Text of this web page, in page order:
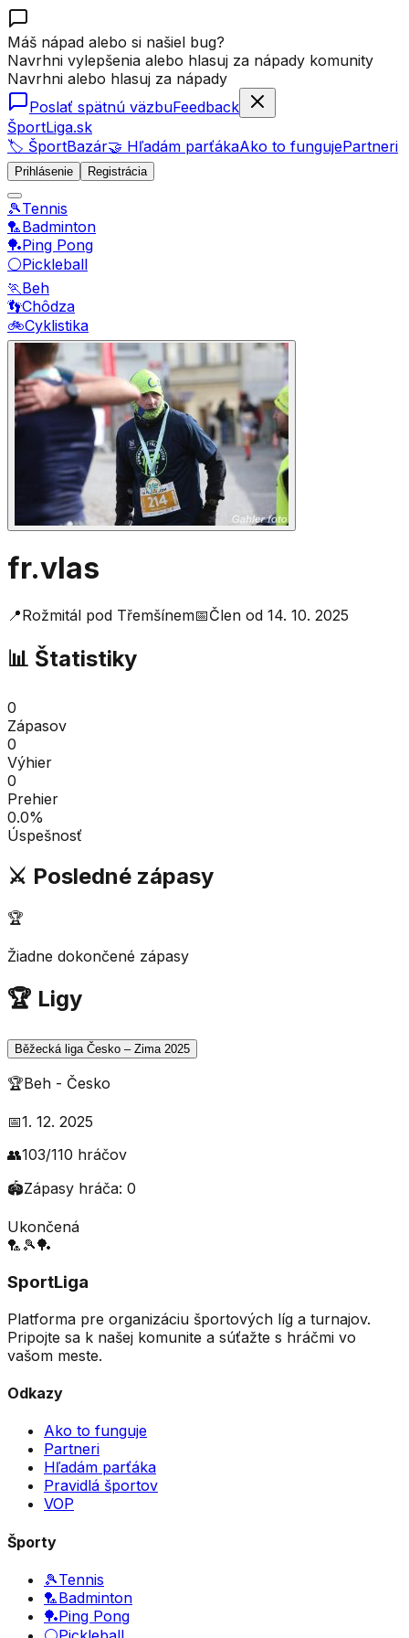
Máš nápad alebo si našiel bug?
Navrhni vylepšenia alebo hlasuj za nápady komunity
Navrhni alebo hlasuj za nápady
Poslať spätnú väzbuFeedback
ŠportLiga.sk
🏷️ ŠportBazár🤝 Hľadám parťákaAko to fungujePartneri
Prihlásenie Registrácia
🎾Tennis
🏸Badminton
🏓Ping Pong
⚪Pickleball
🏃Beh
👣Chôdza
🚲Cyklistika
fr.vlas
📍Rožmitál pod Třemšínem📅Člen od 14. 10. 2025
📊 Štatistiky
0
Zápasov
0
Výhier
0
Prehier
0.0%
Úspešnosť
⚔️ Posledné zápasy
🏆
Žiadne dokončené zápasy
🏆 Ligy
Běžecká liga Česko – Zima 2025
🏆Beh - Česko
📅1. 12. 2025
👥103/110 hráčov
🏟️Zápasy hráča: 0
Ukončená
🏸 🎾🏓
SportLiga
Platforma pre organizáciu športových líg a turnajov.
Pripojte sa k našej komunite a súťažte s hráčmi vo
vašom meste.
Odkazy
Ako to funguje
Partneri
Hľadám parťáka
Pravidlá športov
VOP
Športy
🎾Tennis
🏸Badminton
🏓Ping Pong